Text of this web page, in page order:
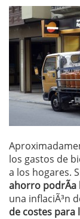
los gastos de
a los hogares.
ahorro podrÃ­a
una inflaciÃ³n
de costes para